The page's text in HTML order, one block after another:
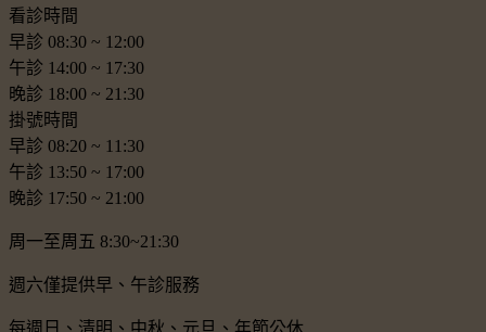
看診時間
早診 08:30 ~ 12:00
午診 14:00 ~ 17:30
晚診 18:00 ~ 21:30
掛號時間
早診 08:20 ~ 11:30
午診 13:50 ~ 17:00
晚診 17:50 ~ 21:00
周一至周五 8:30~21:30
週六僅提供早、午診服務
每週日、清明、中秋、元旦、年節公休